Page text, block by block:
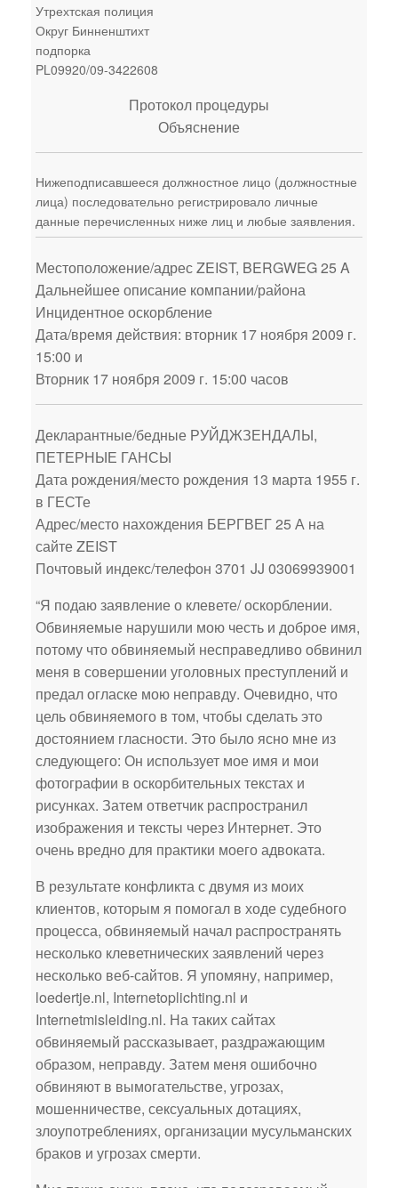
Утрехтская полиция
Округ Бинненштихт
подпорка
PL09920/09-3422608
Протокол процедуры
Объяснение
Нижеподписавшееся должностное лицо (должностные
лица) последовательно регистрировало личные
данные перечисленных ниже лиц и любые заявления.
Местоположение/адрес ZEIST, BERGWEG 25 A
Дальнейшее описание компании/района
Инцидентное оскорбление
Дата/время действия: вторник 17 ноября 2009 г.
15:00 и
Вторник 17 ноября 2009 г. 15:00 часов
Декларантные/бедные РУЙДЖЗЕНДАЛЫ,
ПЕТЕРНЫЕ ГАНСЫ
Дата рождения/место рождения 13 марта 1955 г.
в ГЕСТе
Адрес/место нахождения БЕРГВЕГ 25 А на
сайте ZEIST
Почтовый индекс/телефон 3701 JJ 03069939001
“Я подаю заявление о клевете/ оскорблении.
Обвиняемые нарушили мою честь и доброе имя,
потому что обвиняемый несправедливо обвинил
меня в совершении уголовных преступлений и
предал огласке мою неправду. Очевидно, что
цель обвиняемого в том, чтобы сделать это
достоянием гласности. Это было ясно мне из
следующего: Он использует мое имя и мои
фотографии в оскорбительных текстах и
рисунках. Затем ответчик распространил
изображения и тексты через Интернет. Это
очень вредно для практики моего адвоката.
В результате конфликта с двумя из моих
клиентов, которым я помогал в ходе судебного
процесса, обвиняемый начал распространять
несколько клеветнических заявлений через
несколько веб-сайтов. Я упомяну, например,
loedertje.nl, Internetoplichting.nl и
Internetmisleiding.nl. На таких сайтах
обвиняемый рассказывает, раздражающим
образом, неправду. Затем меня ошибочно
обвиняют в вымогательстве, угрозах,
мошенничестве, сексуальных дотациях,
злоупотреблениях, организации мусульманских
браков и угрозах смерти.